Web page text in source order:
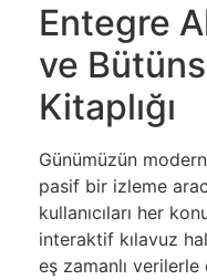
Entegre
ve
Kitaplığı
Günümüzün
pasif bir izleme
kullanıcıları her
interaktif kılavuz
eş zamanlı